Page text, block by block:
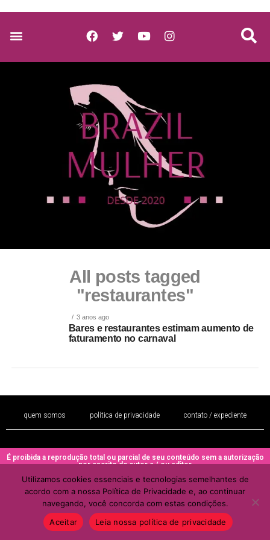
All posts tagged
"restaurantes"
3 anos ago
Bares e restaurantes estimam aumento de
faturamento no carnaval
quem somos política de privacidade contato / expediente
É proibida a reprodução total ou parcial de seu conteúdo sem a autorização
por escrito do autor e / ou editor
Copyright © 2022 - Todos os direitos reservados ao PORTAL BRAZIL
MULHER
Utilizamos cookies essenciais e tecnologias semelhantes de
acordo com a nossa Política de Privacidade e, ao continuar
navegando, você concorda com estas condições.
Aceitar
Leia nossa política de privacidade